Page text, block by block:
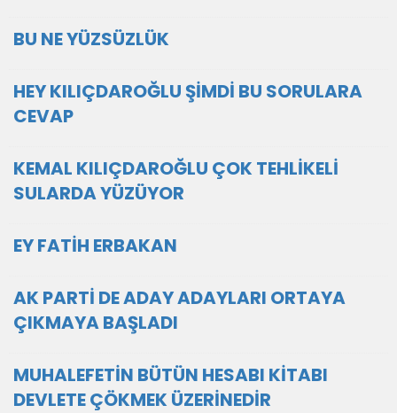
BU NE YÜZSÜZLÜK
HEY KILIÇDAROĞLU ŞİMDİ BU SORULARA
CEVAP
KEMAL KILIÇDAROĞLU ÇOK TEHLİKELİ
SULARDA YÜZÜYOR
EY FATİH ERBAKAN
AK PARTİ DE ADAY ADAYLARI ORTAYA
ÇIKMAYA BAŞLADI
MUHALEFETİN BÜTÜN HESABI KİTABI
DEVLETE ÇÖKMEK ÜZERİNEDİR